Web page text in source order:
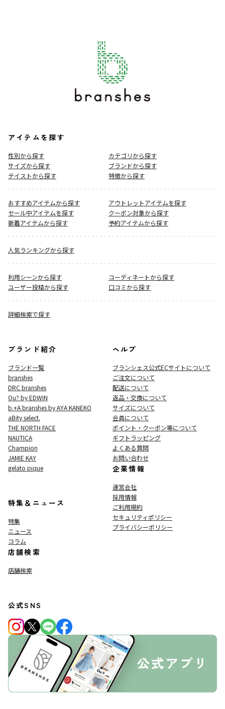
アイテムを探す
性別から探す
カテゴリから探す
サイズから探す
ブランドから探す
テイストから探す
特徴から探す
おすすめアイテムから探す
アウトレットアイテムを探す
セール中アイテムを探す
クーポン対象から探す
新着アイテムから探す
予約アイテムから探す
人気ランキングから探す
利用シーンから探す
コーディネートから探す
ユーザー投稿から探す
口コミから探す
詳細検索で探す
ブランド紹介
ブランド一覧
branshes
DRC branshes
Ou? by EDWIN
b.+A branshes by AYA KANEKO
aBity select.
THE NORTH FACE
NAUTICA
Champion
JAMIE KAY
gelato pique
特集＆ニュース
特集
ニュース
コラム
店舗検索
店舗検索
ヘルプ
ブランシェス公式ECサイトについて
ご注文について
配送について
返品・交換について
サイズについて
会員について
ポイント・クーポン等について
ギフトラッピング
よくある質問
お問い合わせ
企業情報
運営会社
採用情報
ご利用規約
セキュリティポリシー
プライバシーポリシー
公式SNS